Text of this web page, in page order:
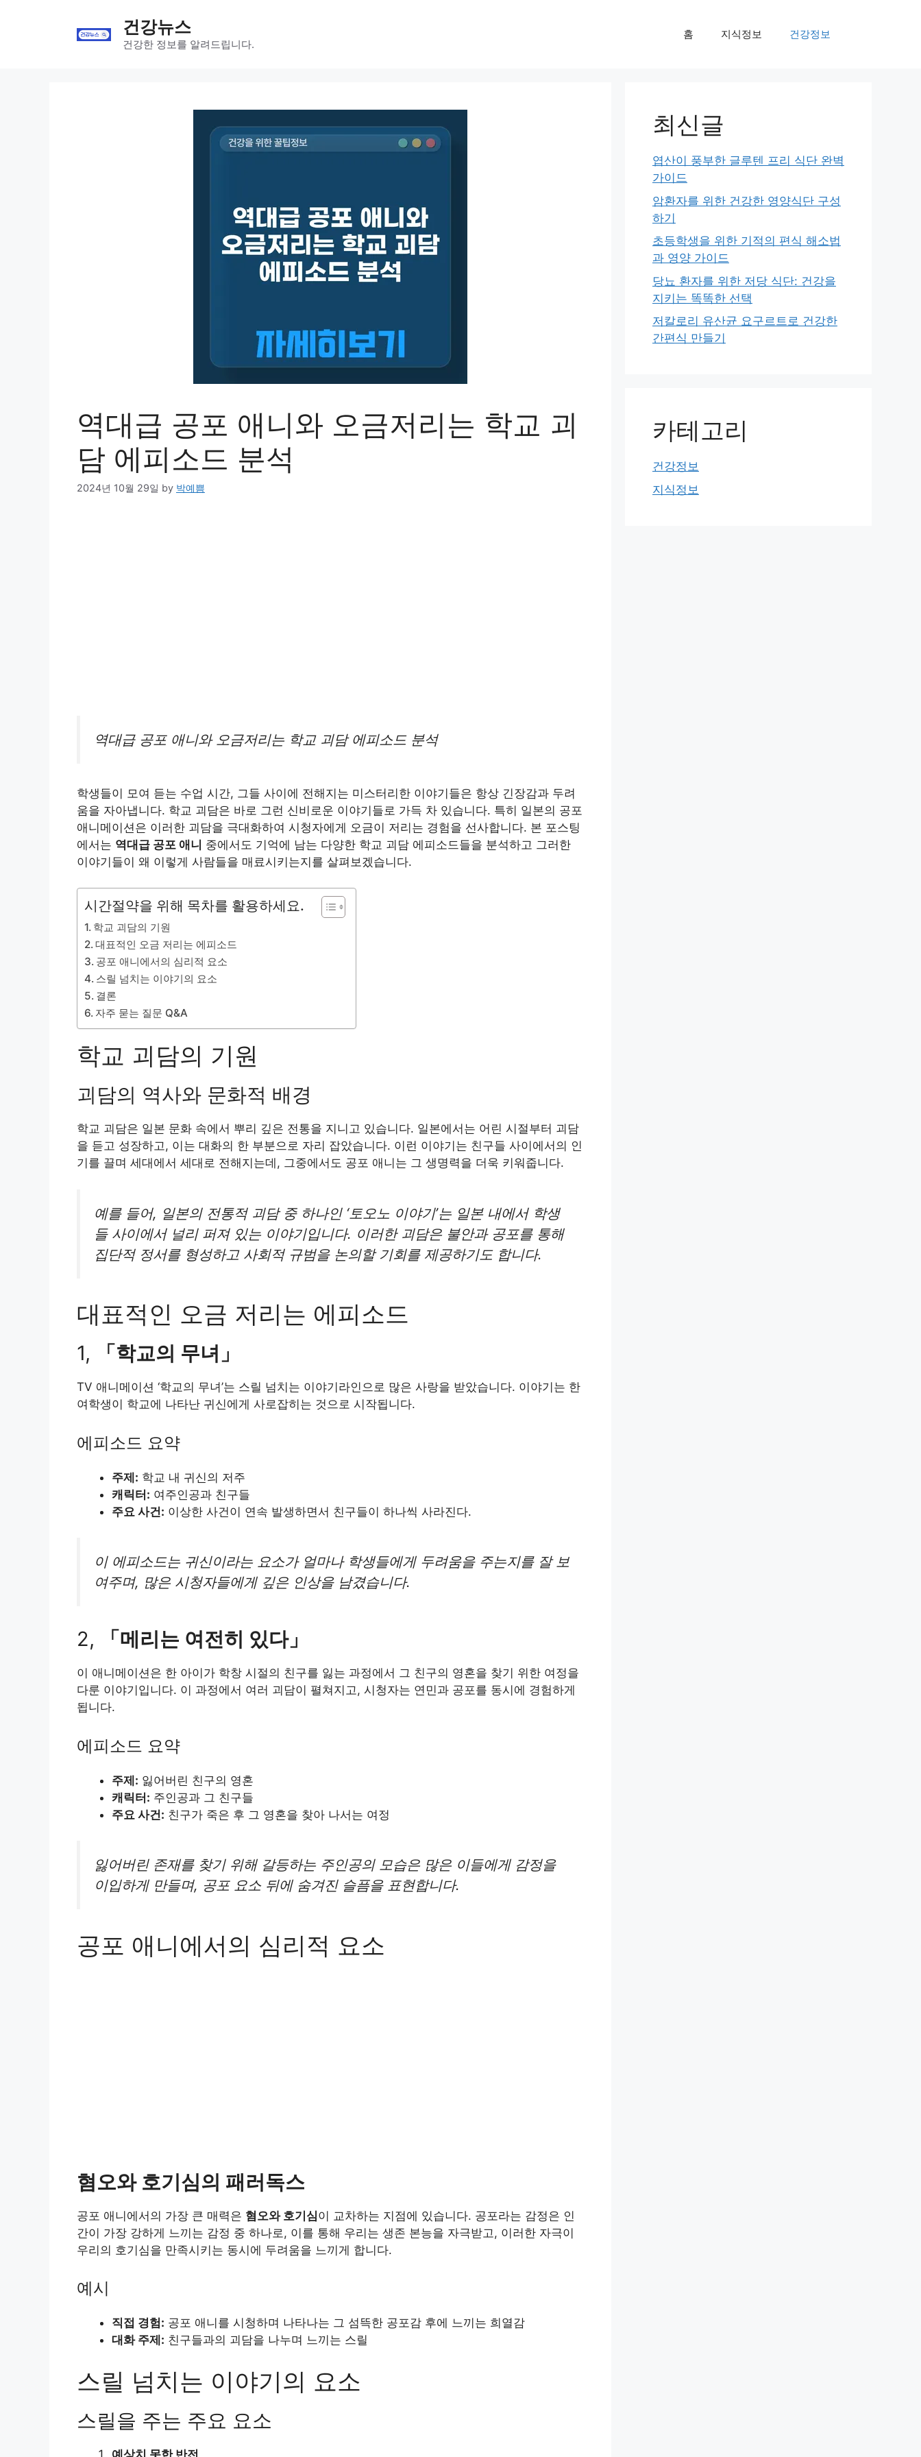
건강뉴스
건강한 정보를 알려드립니다.
홈 지식정보 건강정보
역대급 공포 애니와 오금저리는 학교 괴
담 에피소드 분석
2024년 10월 29일 by 박예쁨
역대급 공포 애니와 오금저리는 학교 괴담 에피소드 분석
학생들이 모여 듣는 수업 시간, 그들 사이에 전해지는 미스터리한 이야기들은 항상 긴장감과 두려
움을 자아냅니다. 학교 괴담은 바로 그런 신비로운 이야기들로 가득 차 있습니다. 특히 일본의 공포
애니메이션은 이러한 괴담을 극대화하여 시청자에게 오금이 저리는 경험을 선사합니다. 본 포스팅
에서는 역대급 공포 애니 중에서도 기억에 남는 다양한 학교 괴담 에피소드들을 분석하고 그러한
이야기들이 왜 이렇게 사람들을 매료시키는지를 살펴보겠습니다.
시간절약을 위해 목차를 활용하세요.
학교 괴담의 기원
대표적인 오금 저리는 에피소드
공포 애니에서의 심리적 요소
스릴 넘치는 이야기의 요소
결론
자주 묻는 질문 Q&A
학교 괴담의 기원
괴담의 역사와 문화적 배경
학교 괴담은 일본 문화 속에서 뿌리 깊은 전통을 지니고 있습니다. 일본에서는 어린 시절부터 괴담
을 듣고 성장하고, 이는 대화의 한 부분으로 자리 잡았습니다. 이런 이야기는 친구들 사이에서의 인
기를 끌며 세대에서 세대로 전해지는데, 그중에서도 공포 애니는 그 생명력을 더욱 키워줍니다.
예를 들어, 일본의 전통적 괴담 중 하나인 ‘토오노 이야기’는 일본 내에서 학생
들 사이에서 널리 퍼져 있는 이야기입니다. 이러한 괴담은 불안과 공포를 통해
집단적 정서를 형성하고 사회적 규범을 논의할 기회를 제공하기도 합니다.
대표적인 오금 저리는 에피소드
1, 「학교의 무녀」
TV 애니메이션 ‘학교의 무녀’는 스릴 넘치는 이야기라인으로 많은 사랑을 받았습니다. 이야기는 한
여학생이 학교에 나타난 귀신에게 사로잡히는 것으로 시작됩니다.
에피소드 요약
주제: 학교 내 귀신의 저주
캐릭터: 여주인공과 친구들
주요 사건: 이상한 사건이 연속 발생하면서 친구들이 하나씩 사라진다.
이 에피소드는 귀신이라는 요소가 얼마나 학생들에게 두려움을 주는지를 잘 보
여주며, 많은 시청자들에게 깊은 인상을 남겼습니다.
2, 「메리는 여전히 있다」
이 애니메이션은 한 아이가 학창 시절의 친구를 잃는 과정에서 그 친구의 영혼을 찾기 위한 여정을
다룬 이야기입니다. 이 과정에서 여러 괴담이 펼쳐지고, 시청자는 연민과 공포를 동시에 경험하게
됩니다.
에피소드 요약
주제: 잃어버린 친구의 영혼
캐릭터: 주인공과 그 친구들
주요 사건: 친구가 죽은 후 그 영혼을 찾아 나서는 여정
잃어버린 존재를 찾기 위해 갈등하는 주인공의 모습은 많은 이들에게 감정을
이입하게 만들며, 공포 요소 뒤에 숨겨진 슬픔을 표현합니다.
공포 애니에서의 심리적 요소
혐오와 호기심의 패러독스
공포 애니에서의 가장 큰 매력은 혐오와 호기심이 교차하는 지점에 있습니다. 공포라는 감정은 인
간이 가장 강하게 느끼는 감정 중 하나로, 이를 통해 우리는 생존 본능을 자극받고, 이러한 자극이
우리의 호기심을 만족시키는 동시에 두려움을 느끼게 합니다.
예시
직접 경험: 공포 애니를 시청하며 나타나는 그 섬뜩한 공포감 후에 느끼는 희열감
대화 주제: 친구들과의 괴담을 나누며 느끼는 스릴
스릴 넘치는 이야기의 요소
스릴을 주는 주요 요소
예상치 못한 반전
최신글
엽산이 풍부한 글루텐 프리 식단 완벽
가이드
암환자를 위한 건강한 영양식단 구성
하기
초등학생을 위한 기적의 편식 해소법
과 영양 가이드
당뇨 환자를 위한 저당 식단: 건강을
지키는 똑똑한 선택
저칼로리 유산균 요구르트로 건강한
간편식 만들기
카테고리
건강정보
지식정보